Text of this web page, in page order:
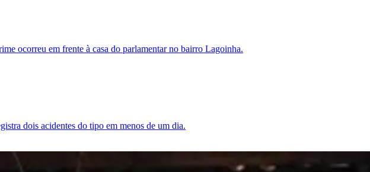
ocorreu em frente à casa do parlamentar no bairro Lagoinha.
dois acidentes do tipo em menos de um dia.